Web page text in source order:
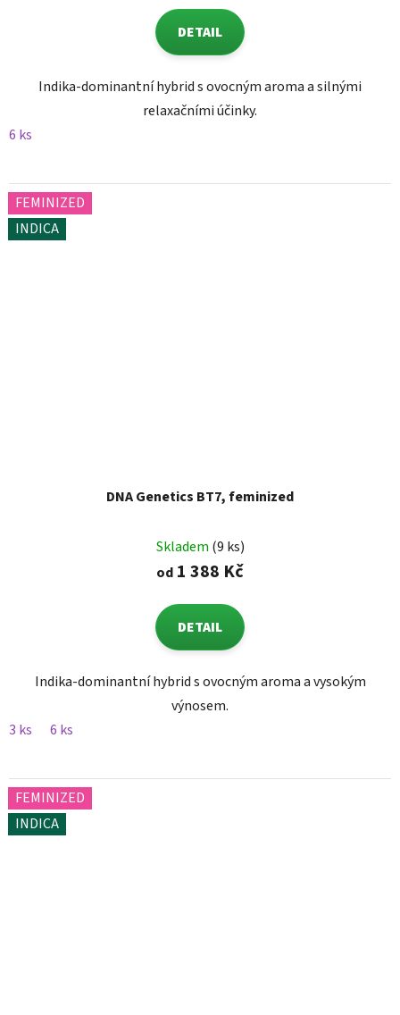
DETAIL
Indika-dominantní hybrid s ovocným aroma a silnými
relaxačními účinky.
6 ks
FEMINIZED
INDICA
DNA Genetics BT7, feminized
Skladem (9 ks)
od 1 388 Kč
DETAIL
Indika-dominantní hybrid s ovocným aroma a vysokým
výnosem.
3 ks
6 ks
FEMINIZED
INDICA